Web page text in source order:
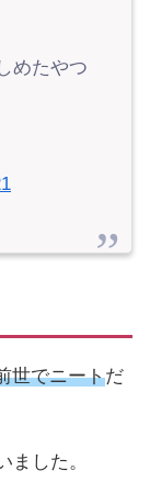
めたやつ
世でニートだ
ました。